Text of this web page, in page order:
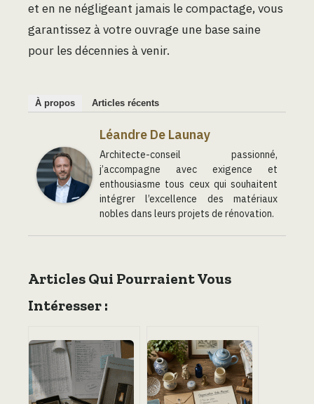
et en ne négligeant jamais le compactage, vous
garantissez à votre ouvrage une base saine
pour les décennies à venir.
À propos Articles récents
Léandre De Launay
Architecte-conseil passionné,
j’accompagne avec exigence et
enthousiasme tous ceux qui souhaitent
intégrer l’excellence des matériaux
nobles dans leurs projets de rénovation.
Articles Qui Pourraient Vous
Intéresser :